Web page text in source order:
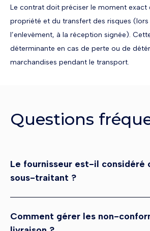
Le contrat doit préciser le moment exact
propriété et du transfert des risques (lors
l’enlevèment, à la réception signée).
déterminante en cas de perte ou de
marchandises pendant le transport.
Questions
Le fournisseur est-il considéré
sous-traitant ?
Non, si le fournisseur se limite à livrer
d’acceptation et d’agrément de la loi
Comment gérer les non-